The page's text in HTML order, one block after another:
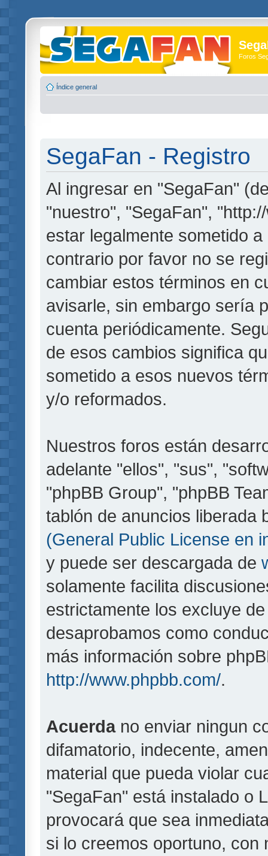
Foros
Índice general
SegaFan - Registro
Al ingresar en "SegaFan"
"nuestro", "SegaFan",
estar legalmente sometido
contrario por favor no se
cambiar estos términos en
avisarle, sin embargo sería
cuenta periódicamente.
de esos cambios significa
sometido a esos nuevos
y/o reformados.
Nuestros foros están
adelante "ellos", "sus",
"phpBB Group", "phpBB
tablón de anuncios liberada
(General Public License en
y puede ser descargada de
solamente facilita
estrictamente los excluye
desaprobamos como
más información sobre
http://www.phpbb.com/.
Acuerdano enviar ningun
difamatorio, indecente,
material que pueda violar
"SegaFan" está instalado o
provocará que sea
si lo creemos oportuno, con